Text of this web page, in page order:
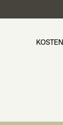
KOSTEN